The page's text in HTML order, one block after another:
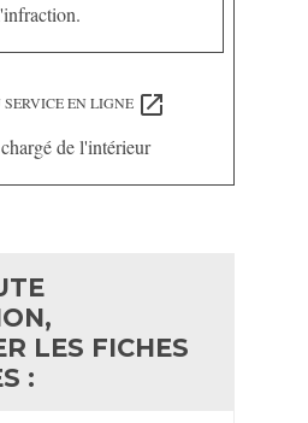
SERVICE EN LIGNE open_in_new
de l'intérieur
LES FICHES
: